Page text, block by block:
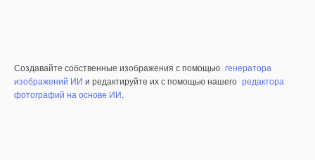
Создавайте собственные изображения с помощью генератора
изображений ИИ и редактируйте их с помощью нашего редактора
фотографий на основе ИИ.